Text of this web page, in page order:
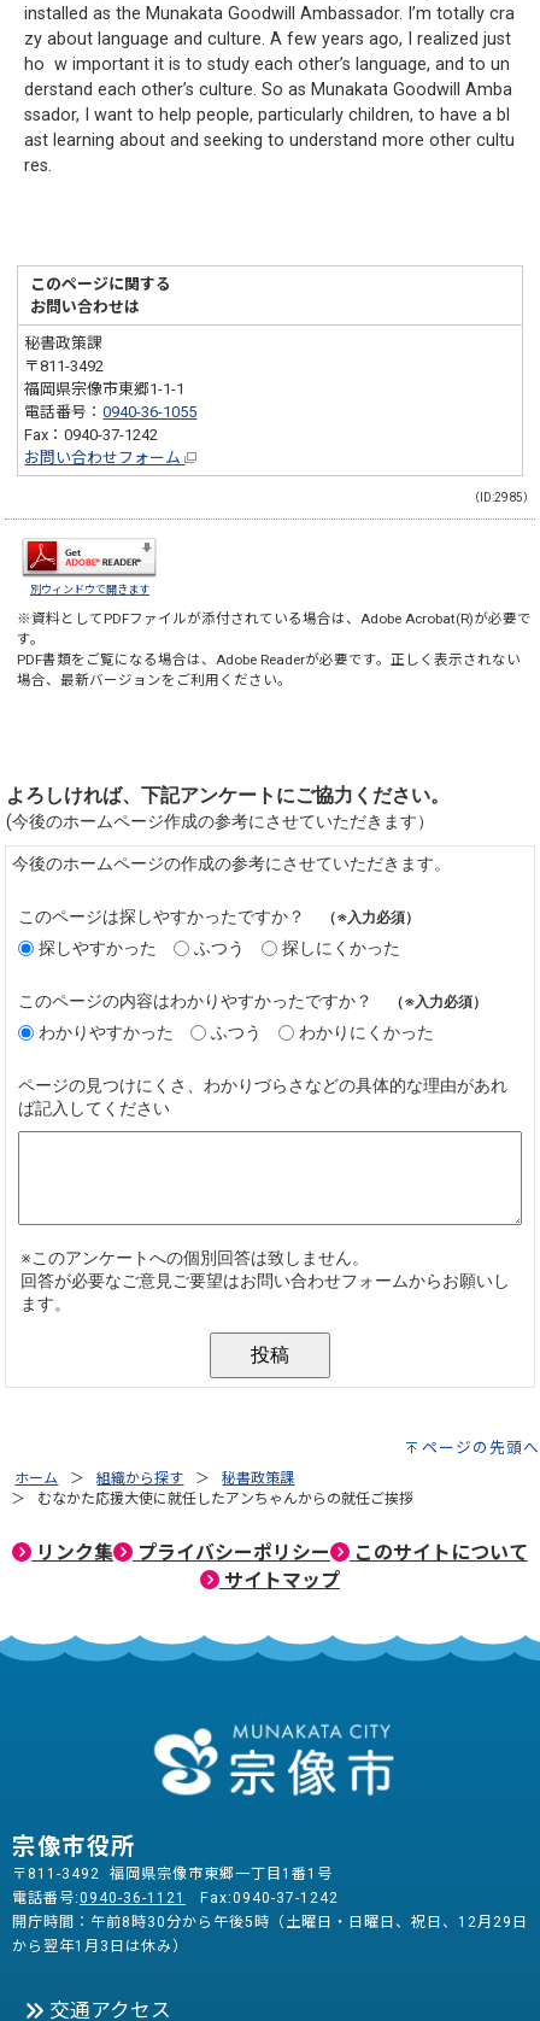
installed as the Munakata Goodwill Ambassador. I’m totally cra
zy about language and culture. A few years ago, I realized just
ho w important it is to study each other’s language, and to un
derstand each other’s culture. So as Munakata Goodwill Amba
ssador, I want to help people, particularly children, to have a bl
ast learning about and seeking to understand more other cultu
res.
このページに関する
お問い合わせは
秘書政策課
〒811-3492
福岡県宗像市東郷1-1-1
電話番号：0940-36-1055
Fax：0940-37-1242
お問い合わせフォーム
（ID:2985）
別ウィンドウで開きます
※資料としてPDFファイルが添付されている場合は、Adobe Acrobat(R)が必要で
す。
PDF書類をご覧になる場合は、Adobe Readerが必要です。正しく表示されない
場合、最新バージョンをご利用ください。
ページの先頭へ
ホーム 組織から探す
秘書政策課
むなかた応援大使に就任したアンちゃんからの就任ご挨拶
リンク集 プライバシーポリシー
このサイトについて
サイトマップ
宗像市役所
〒811-3492 福岡県宗像市東郷一丁目1番1号
電話番号:0940-36-1121
Fax:0940-37-1242
開庁時間：午前8時30分から午後5時（土曜日・日曜日、祝日、12月29日
から翌年1月3日は休み）
交通アクセス